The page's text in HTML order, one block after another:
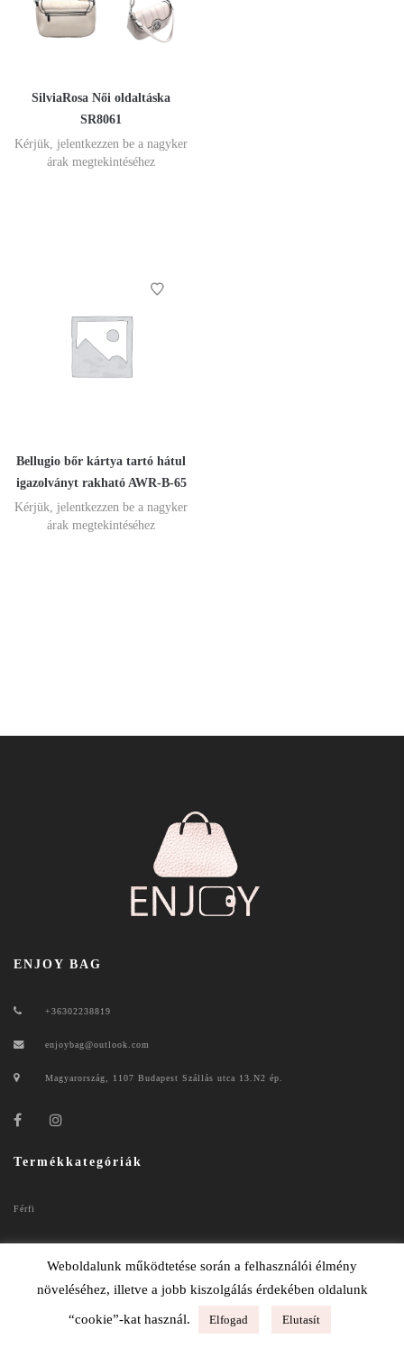
SilviaRosa Női oldaltáska
SR8061
Kérjük, jelentkezzen be a nagyker
árak megtekintéséhez
Bellugio bőr kártya tartó hátul
igazolványt rakható AWR-B-65
Kérjük, jelentkezzen be a nagyker
árak megtekintéséhez
ENJOY BAG
+36302238819
enjoybag@outlook.com
Magyarország, 1107 Budapest Szállás utca 13.N2 ép.
Termékkategóriák
Férfi
Weboldalunk működtetése során a felhasználói élmény
növeléséhez, illetve a jobb kiszolgálás érdekében oldalunk
“cookie”-kat használ. Elfogad Elutasít